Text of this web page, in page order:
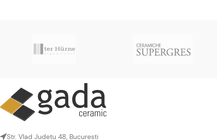
Str. Vlad Judetu 48, Bucuresti